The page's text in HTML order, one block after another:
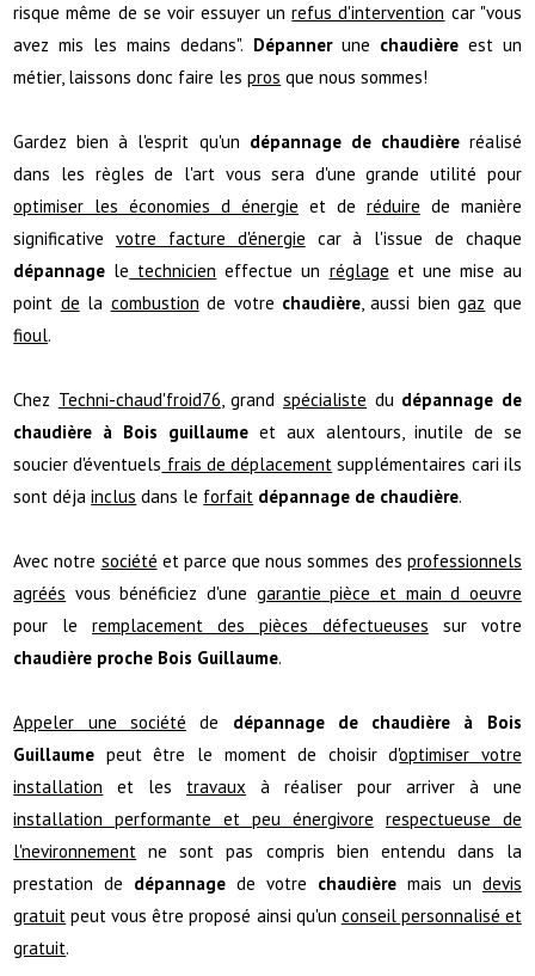
risque même de se voir essuyer unrefus d'intervention car "vous
avez mis les mains dedans". Dépannerune chaudièreest un
métier, laissons donc faire lespros que nous sommes!
Gardez bien à l'esprit qu'un dépannage de chaudièreréalisé
dans les règles de l'art vous sera d'une grande utilité pour
optimiser les économies d énergie et de réduire de manière
significativevotre facture d'énergie car à l'issue de chaque
dépannage le technicien effectue un réglage et une mise au
point de la combustion de votre chaudière, aussi biengaz que
fioul.
Chez Techni-chaud'froid76, grandspécialiste du dépannage de
chaudière à Bois guillaume et aux alentours, inutile de se
soucier d'éventuels frais de déplacement supplémentaires cari ils
sont déjainclus dans le forfait dépannage de chaudière.
Avec notre société et parce que nous sommes des professionnels
agréés vous bénéficiez d'une garantie pièce et main d oeuvre
pour leremplacement des pièces défectueuses sur votre
chaudière proche Bois Guillaume.
Appeler une société de dépannage de chaudière à Bois
Guillaume peut être le moment de choisir d'optimiser votre
installation et les travaux à réaliser pour arriver à une
installation performante et peu énergivore respectueuse de
l'nevironnement ne sont pas compris bien entendu dans la
prestation de dépannage de votre chaudièremais un devis
gratuit peut vous être proposé ainsi qu'un conseil personnalisé et
gratuit.